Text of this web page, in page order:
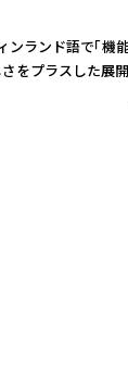
ンランド語で「
をプラスした展開